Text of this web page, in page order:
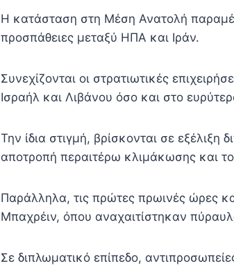
Η κατάσταση στη Μέση Ανατολή
προσπάθειες μεταξύ ΗΠΑ και Ιράν.
Συνεχίζονται οι στρατιωτικές
Ισραήλ και Λιβάνου όσο και στο
Την ίδια στιγμή, βρίσκονται σε εξέλιξη
αποτροπή περαιτέρω κλιμάκωσης και
Παράλληλα, τις πρώτες πρωινές ώρες
Μπαχρέιν, όπου αναχαιτίστηκαν
Σε διπλωματικό επίπεδο,